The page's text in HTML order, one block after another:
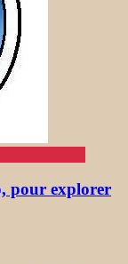
pour explorer